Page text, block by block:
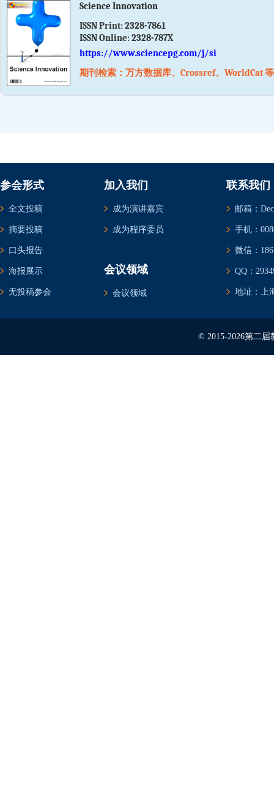
Science Innovation
ISSN Print:2328-7861
ISSN Online:2328-787X
https://www.sciencepg.com/j/si
期刊检索：万方数据库、Crossref、WorldCat 等
参会形式
全文投稿
摘要投稿
口头报告
海报展示
无投稿参会
加入我们
成为演讲嘉宾
成为程序委员
会议领域
会议领域
联系我们
邮箱：
手机：
微信：
QQ：
地址：上
© 2015-2026第二